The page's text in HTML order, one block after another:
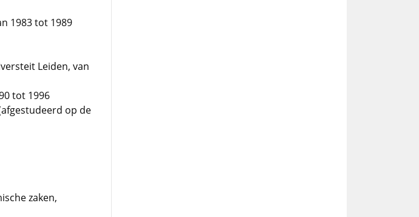
1983 tot 1989
Leiden, van
tot 1996
op de
zaken,